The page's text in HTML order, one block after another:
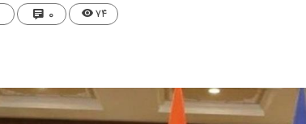
۷۴ ۰